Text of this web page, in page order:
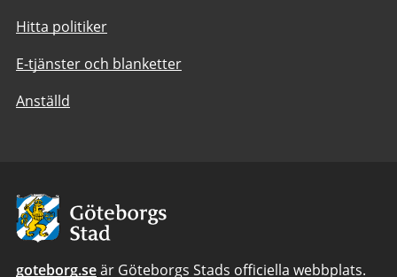
Hitta politiker
E-tjänster och blanketter
Anställd
Avsändare:
Göteborgs
Stad
goteborg.seär Göteborgs Stads officiella webbplats.